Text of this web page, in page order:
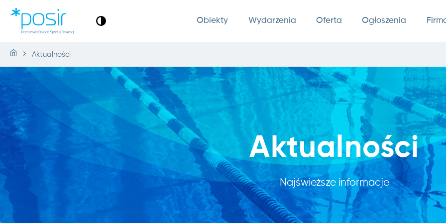
Obiekty Wydarzenia Oferta Ogłoszenia
Aktualności
Aktualności
Najświeższe informacje